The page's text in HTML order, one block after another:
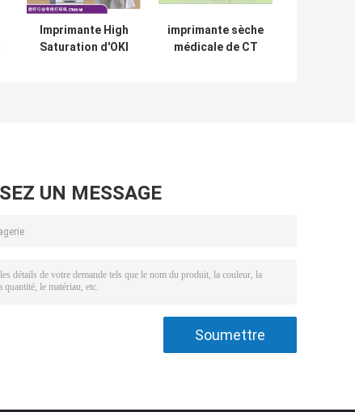
Imprimante High
Saturation d'OKI
imprimante sèche
médicale de CT
UN MESSAGE